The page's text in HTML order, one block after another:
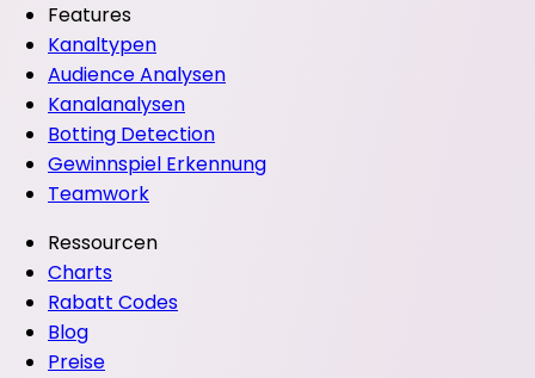
Features
Kanaltypen
Audience Analysen
Kanalanalysen
Botting Detection
Gewinnspiel Erkennung
Teamwork
Ressourcen
Charts
Rabatt Codes
Blog
Preise